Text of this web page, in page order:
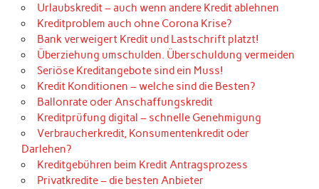
Urlaubskredit – auch wenn andere Kredit ablehnen
Kreditproblem auch ohne Corona Krise?
Bank verweigert Kredit und Lastschrift platzt!
Überziehung umschulden. Überschuldung vermeiden
Seriöse Kreditangebote sind ein Muss!
Kredit Konditionen – welche sind die Besten?
Ballonrate oder Anschaffungskredit
Kreditprüfung digital – schnelle Genehmigung
Verbraucherkredit, Konsumentenkredit oder
Darlehen?
Kreditgebühren beim Kredit Antragsprozess
Privatkredite – die besten Anbieter